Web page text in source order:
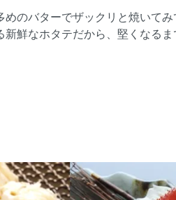
のバターでザックリと焼いて
鮮なホタテだから、堅くなる